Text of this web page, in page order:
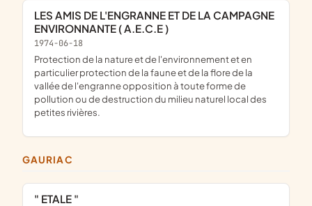
LES AMIS DE L'ENGRANNE ET DE LA CAMPAGNE
ENVIRONNANTE ( A.E.C.E )
1974-06-18
protection de la nature et de l'environnement et en
particulier protection de la faune et de la flore de la
vallée de l'engranne opposition à toute forme de
pollution ou de destruction du milieu naturel local des
petites rivières.
GAURIAC
" ETALE "